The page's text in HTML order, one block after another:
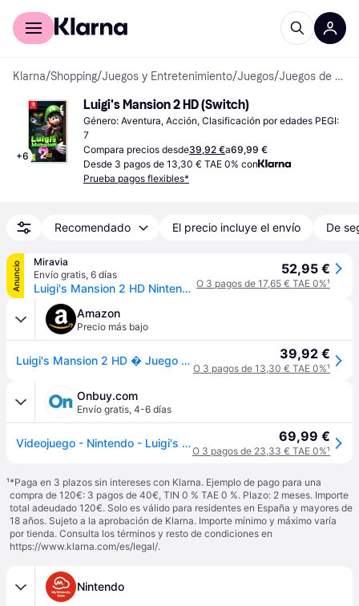
Comprar con Klarna
Klarna/Shopping/Juegos y Entretenimiento/Juegos/ Juegos de Nintendo Switch
+6
Luigi's Mansion 2 HD (Switch)
Género: Aventura, Acción, Clasificación por edades PEGI:
7
Compara precios desde39,92 €a69,99 €
Desde 3 pagos de 13,30 € TAE 0% con
Prueba pagos flexibles*
Recomendado El precio incluye el envío De
Anuncio
Miravia
Envío gratis, 6 días
Luigi's Mansion 2 HD Nintendo Switch (Edición española)
52,95 €
O 3 pagos de 17,65 € TAE 0%¹
Amazon
Precio más bajo
Luigi's Mansion 2 HD � Juego para Nintendo Switch 39,92 €
O 3 pagos de 13,30 € TAE 0%¹
Onbuy.com
Envío gratis, 4-6 días
Videojuego - Nintendo - Luigi's Mansion 2 HD - Aventura - Hasta 4 jugadores - PEGI 7+ 69,99 €
O 3 pagos de 23,33 € TAE 0%¹
¹*Paga en 3 plazos sin intereses con Klarna. Ejemplo de pago para una
compra de 120€: 3 pagos de 40€, TIN 0 % TAE 0 %. Plazo: 2 meses. Importe
total adeudado 120€. Solo es válido para residentes en España y mayores de
18 años. Sujeto a la aprobación de Klarna. Importe mínimo y máximo varía
por tienda. Consulta los términos y resto de condiciones en
https://www.klarna.com/es/legal/.
Nintendo